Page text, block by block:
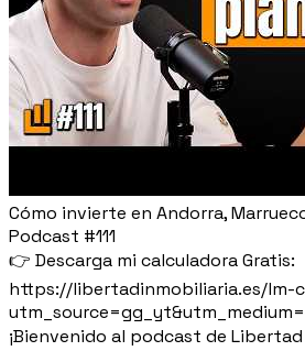
Cómo invierte en Andorra,
Podcast #111
👉 Descarga mi calculadora Gratis:
https://libertadinmobiliaria.es/lm-
¡Bienvenido al podcast de